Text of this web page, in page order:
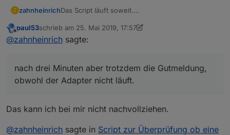
Z zahnheinrichDas Script läuft soweit.
kommt sofort die entsprechende
Problemmeldung, ca 3 Minuten später die
werden, also ohne Meldung bleiben?
Vielen Dank für das Script!
nach drei Minuten aber trotzdem die
Gutmeldung, obwohl der Adapter nicht läuft.
Offline
paul53schrieb am 25. Mai 2019, 17:57
zuletzt editiert von paul53
@zahnheinrich sagte:
nach drei Minuten aber trotzdem die Gutmeldung,
obwohl der Adapter nicht läuft.
Das kann ich bei mir nicht nachvollziehen.
@zahnheinrich sagte in Script zur Überprüfung ob eine